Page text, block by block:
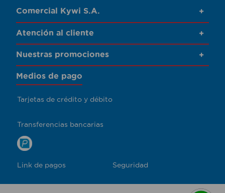
Comercial Kywi S.A. +
Atención al cliente +
Nuestras promociones +
Medios de pago
Tarjetas de crédito y débito
Transferencias bancarias
Link de pagos Seguridad